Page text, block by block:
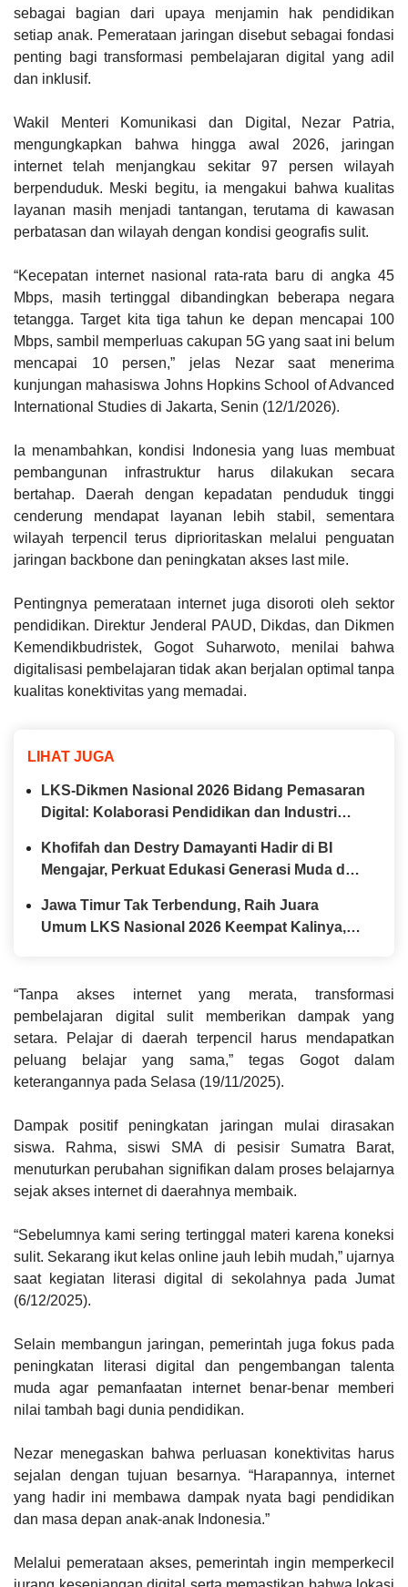
sebagai bagian dari upaya menjamin hak pendidikan
setiap anak. Pemerataan jaringan disebut sebagai fondasi
penting bagi transformasi pembelajaran digital yang adil
dan inklusif.
Wakil Menteri Komunikasi dan Digital, Nezar Patria,
mengungkapkan bahwa hingga awal 2026, jaringan
internet telah menjangkau sekitar 97 persen wilayah
berpenduduk. Meski begitu, ia mengakui bahwa kualitas
layanan masih menjadi tantangan, terutama di kawasan
perbatasan dan wilayah dengan kondisi geografis sulit.
“Kecepatan internet nasional rata-rata baru di angka 45
Mbps, masih tertinggal dibandingkan beberapa negara
tetangga. Target kita tiga tahun ke depan mencapai 100
Mbps, sambil memperluas cakupan 5G yang saat ini belum
mencapai 10 persen,” jelas Nezar saat menerima
kunjungan mahasiswa Johns Hopkins School of Advanced
International Studies di Jakarta, Senin (12/1/2026).
Ia menambahkan, kondisi Indonesia yang luas membuat
pembangunan infrastruktur harus dilakukan secara
bertahap. Daerah dengan kepadatan penduduk tinggi
cenderung mendapat layanan lebih stabil, sementara
wilayah terpencil terus diprioritaskan melalui penguatan
jaringan backbone dan peningkatan akses last mile.
Pentingnya pemerataan internet juga disoroti oleh sektor
pendidikan. Direktur Jenderal PAUD, Dikdas, dan Dikmen
Kemendikbudristek, Gogot Suharwoto, menilai bahwa
digitalisasi pembelajaran tidak akan berjalan optimal tanpa
kualitas konektivitas yang memadai.
LIHAT JUGA
LKS-Dikmen Nasional 2026 Bidang Pemasaran
Digital: Kolaborasi Pendidikan dan Industri
Khofifah dan Destry Damayanti Hadir di BI
Mengajar, Perkuat Edukasi Generasi Muda dan
Jatim
Jawa Timur Tak Terbendung, Raih Juara
Umum LKS Nasional 2026 Keempat Kalinya,
“Tanpa akses internet yang merata, transformasi
pembelajaran digital sulit memberikan dampak yang
setara. Pelajar di daerah terpencil harus mendapatkan
peluang belajar yang sama,” tegas Gogot dalam
keterangannya pada Selasa (19/11/2025).
Dampak positif peningkatan jaringan mulai dirasakan
siswa. Rahma, siswi SMA di pesisir Sumatra Barat,
menuturkan perubahan signifikan dalam proses belajarnya
sejak akses internet di daerahnya membaik.
“Sebelumnya kami sering tertinggal materi karena koneksi
sulit. Sekarang ikut kelas online jauh lebih mudah,” ujarnya
saat kegiatan literasi digital di sekolahnya pada Jumat
(6/12/2025).
Selain membangun jaringan, pemerintah juga fokus pada
peningkatan literasi digital dan pengembangan talenta
muda agar pemanfaatan internet benar-benar memberi
nilai tambah bagi dunia pendidikan.
Nezar menegaskan bahwa perluasan konektivitas harus
sejalan dengan tujuan besarnya. “Harapannya, internet
yang hadir ini membawa dampak nyata bagi pendidikan
dan masa depan anak-anak Indonesia.”
Melalui pemerataan akses, pemerintah ingin memperkecil